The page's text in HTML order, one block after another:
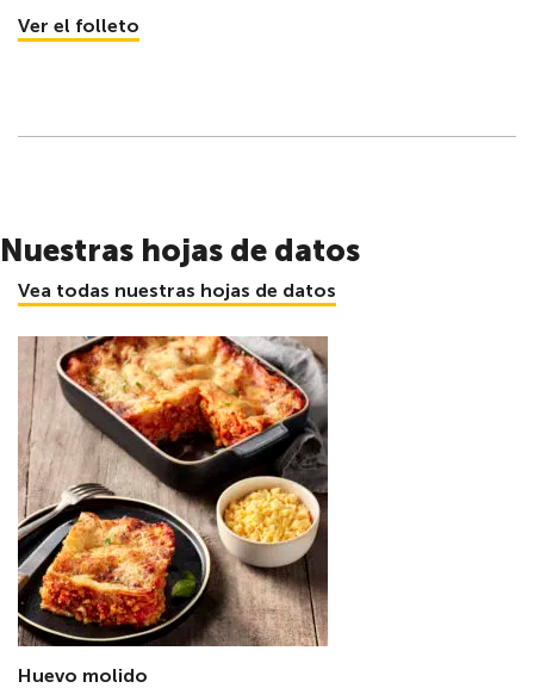
Ver el folleto
Nuestras hojas de datos
Vea todas nuestras hojas de datos
Huevo molido